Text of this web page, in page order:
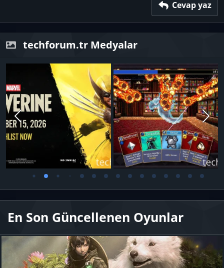
Cevap yaz
techforum.tr Medyalar
En Son Güncellenen Oyunlar